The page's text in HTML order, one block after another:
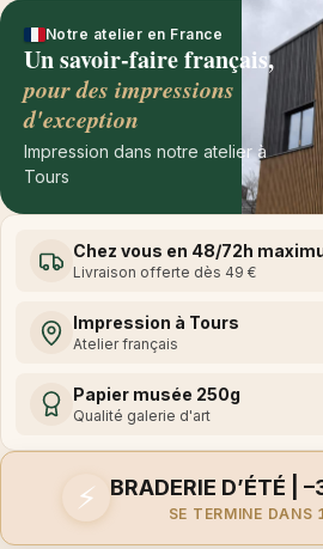
Notre atelier en France
Un savoir-faire français,
pour des impressions
d'exception
Impression dans notre atelier à
Tours
Chez vous en 48/72h
Livraison offerte dès 49 €
Impression à Tours
Atelier français
Papier musée 250g
Qualité galerie d'art
⚡ BRADERIE D’ÉTÉ |
SE TERMINE DANS